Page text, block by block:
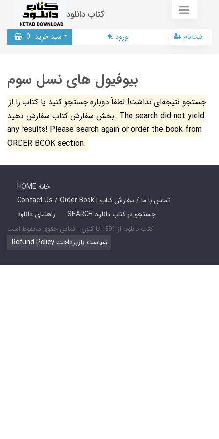
کتاب دانلود
سبد خرید 0 ورود ثبت‌نام
بیوفیول های نسل سوم
جستجو نتیجه‌ای نداشت! لطفاً دوباره جستجو کنید یا کتاب را از
بخش سفارش کتاب سفارش دهید. The search did not yield
any results! Please search again or order the book from
ORDER BOOK section.
HOME خانه
Contact Us / Order Book | تماس با ما / سفارش کتاب
راهنمای دانلود
SEARCH جستجو در کتاب دانلود
کتاب دانلود: از 1391 تا کنون - تمامی حقوق محفوظ است
Refund Policy سیاست بازپرداخت